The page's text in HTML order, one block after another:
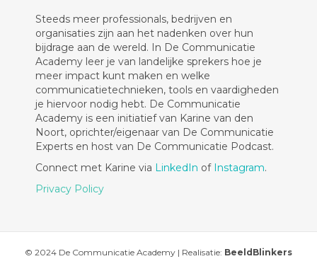
Steeds meer professionals, bedrijven en
organisaties zijn aan het nadenken over hun
bijdrage aan de wereld. In De Communicatie
Academy leer je van landelijke sprekers hoe je
meer impact kunt maken en welke
communicatietechnieken, tools en vaardigheden
je hiervoor nodig hebt. De Communicatie
Academy is een initiatief van Karine van den
Noort, oprichter/eigenaar van De Communicatie
Experts en host van De Communicatie Podcast.
Connect met Karine via LinkedIn of Instagram.
Privacy Policy
© 2024 De Communicatie Academy | Realisatie: BeeldBlinkers